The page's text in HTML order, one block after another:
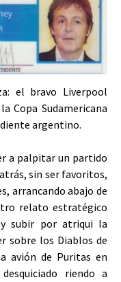
el bravo Liverpool
Copa Sudamericana
argentino.
a palpitar un partido
sin ser favoritos,
arrancando abajo de
relato estratégico
subir por atriqui la
sobre los Diablos de
avión de Puritas en
riendo a